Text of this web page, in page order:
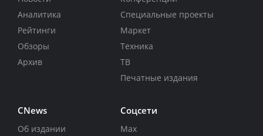
Аналитика
Рейтинги
Обзоры
Архив
Специальные проекты
Маркет
Техника
ТВ
Печатные издания
CNews
Об издании
Соцсети
Max